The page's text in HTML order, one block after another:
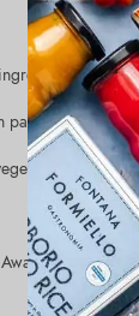
insalate,
La nostra
la giuria